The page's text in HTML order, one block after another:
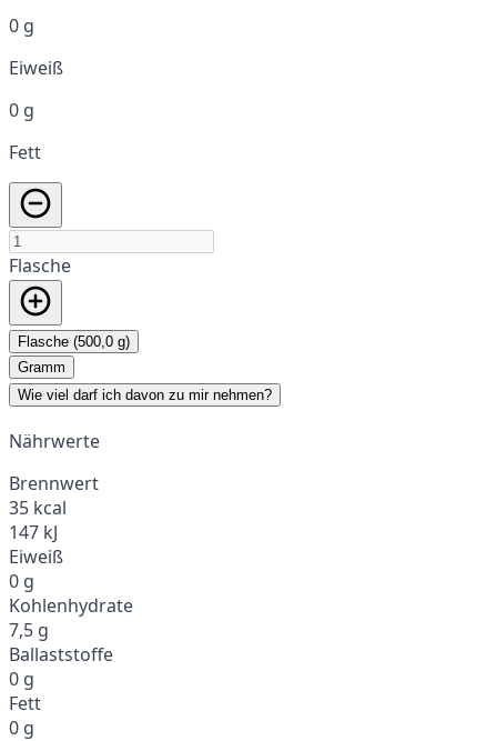
0 g
Eiweiß
0 g
Fett
Flasche
Flasche (500,0 g)
Gramm
Wie viel darf ich davon zu mir nehmen?
Nährwerte
Brennwert
35 kcal
147 kJ
Eiweiß
0 g
Kohlenhydrate
7,5 g
Ballaststoffe
0 g
Fett
0 g